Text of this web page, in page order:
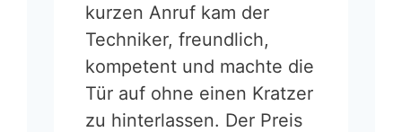
kurzen Anruf kam der
Techniker, freundlich,
kompetent und machte die
Tür auf ohne einen Kratzer
zu hinterlassen. Der Preis